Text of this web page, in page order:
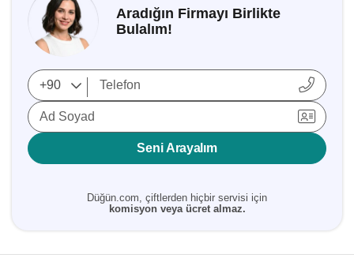
Aradığın Firmayı Birlikte
Bulalım!
Ad Soyad
Seni Arayalım
Düğün.com, çiftlerden hiçbir servisi için
komisyon veya ücret almaz.